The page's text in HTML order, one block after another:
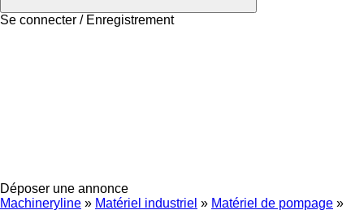
Se connecter / Enregistrement
Déposer une annonce
Machineryline » Matériel industriel » Matériel de pompage »